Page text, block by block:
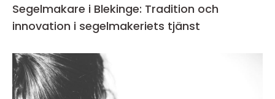
Segelmakare i Blekinge: Tradition och
innovation i segelmakeriets tjänst